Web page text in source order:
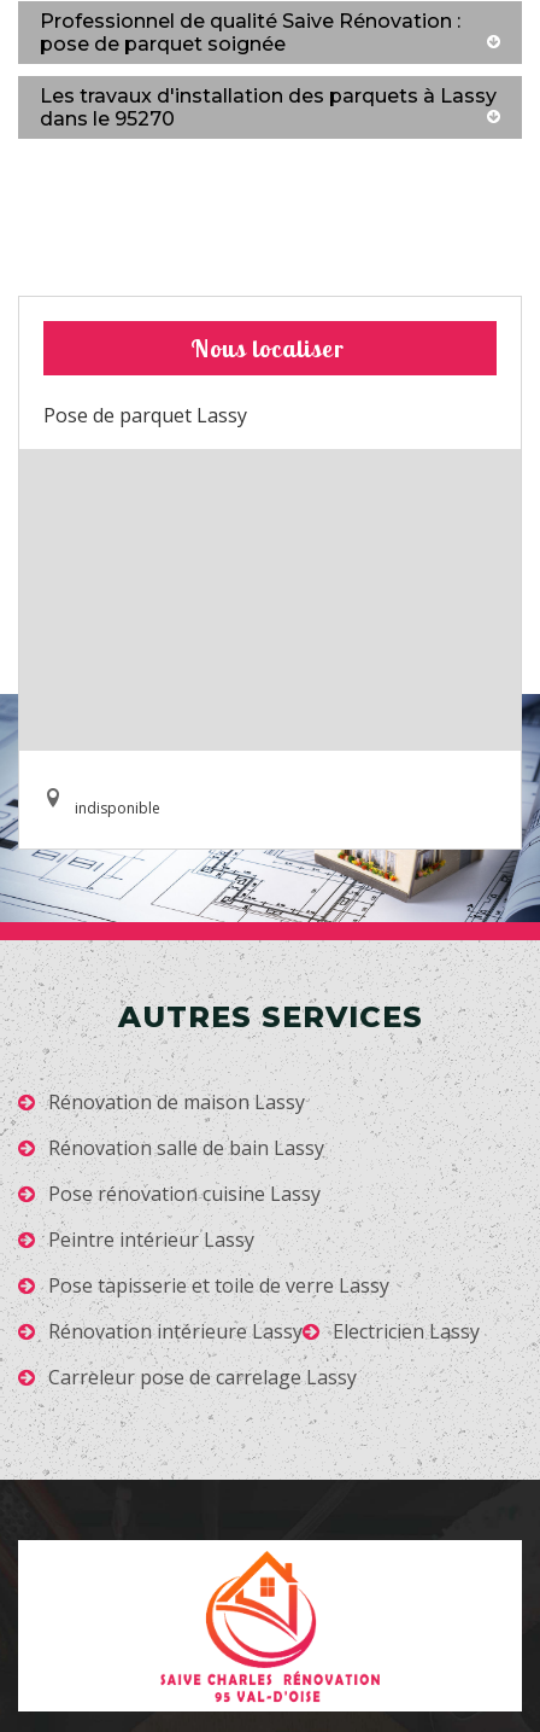
Professionnel de qualité Saive Rénovation :
pose de parquet soignée
Les travaux d'installation des parquets à Lassy
dans le 95270
Nous localiser
Pose de parquet Lassy
indisponible
AUTRES SERVICES
Rénovation de maison Lassy
Rénovation salle de bain Lassy
Pose rénovation cuisine Lassy
Peintre intérieur Lassy
Pose tapisserie et toile de verre Lassy
Rénovation intérieure Lassy
Electricien Lassy
Carreleur pose de carrelage Lassy